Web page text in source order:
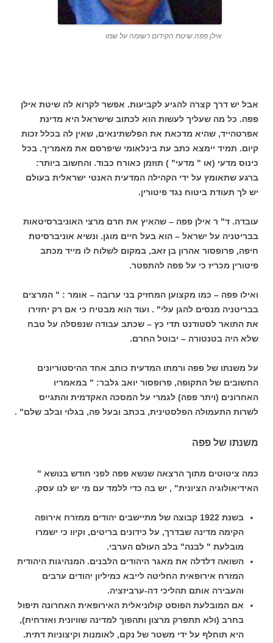
אילן פפה.שיטת הקידום רשומה על שמו
אבל יש דרך קצרה להגיע לקביעות. אפשר לקרוא לה שיטת אילן
פפה. כל מה שעליך לעשות הוא לכתוב שישראל היא מדינת
אפרטהייד, שהיא מדכאת את הפלשתינאים, שאין לה בכלל זכות
קיום. תמיד יימצא כתב עת בינלאומי שיפרסם את מאמריך. בכל
כינוס מדעי (או " מדעי" ) תוזמן כאורח כבוד. והחשוב ביותר:
ברגע שתאומץ על ידי הקהילה המדעית האנטי ישראלית בעולם
יש לך תעודת ביטוח נגד פיטורין.
עובדה. ד" ר אילן פפה – שהאיץ את חרם מרצי האוניברסיטאות
בבריטניה על ישראל – הוא בעל חיים מוגן. ונשיא אוניברסיטת
חיפה, פרופסור אהרון בן זאב, במקום לשלוח לו מייד מכתב
פיטורין מכריז כי על פפה להתפטר.
ואילו פפה – כמו מקצוען המחזיק בני ערובה – אומר : " המרצים
בבריטניה מנסים להגן עלי" . ועוד הוא מבטיח כי אם רק יחזירו
את התואר לסטודנט תדי כץ – שכתב עבודה שנפסלה על טבח
שלא היה בטנטורה – יבוטל החרם.
על משנתו של פפה ורמתו המדעית כותב אחד ההיסטוריונים
החשובים של התקופה, פרופסור יואב גלבר: " במאמריו
האחרונים (ויתר פפה) לגמרי על המסכה האקדמית והתגייס
לשרות התעמולה הפלסטינית, בכתב ובעל פה, בגלוי ובלב שלם" .
משנתו של פפה
כמה ציטוטים מתוך הרצאה שנשא פפה לפני חודש בנושא "
האידיאולוגיה הציונית" , יש בה כדי ללמד עם מי יש לנו עסק.
בשנת 1922 קבוצה של מתיישבים יהודים ממזרח אירופה
הקימה מדינה שבדרך, על כידונים בריטים, וקיוו כי ישמרו
מובלעת " לבנה" בלב העולם הערבי.
השואה דלדלה את מאגר היהודים הלבנים. המנהיגות היהודית
המזרח אירופאית החליטה לייבא כמיליון יהודים ערבים
והעבירה אותם תהליכי דה-ערביזציה.
אם המובלעת הפוסט קולוניאלית האירופאית האחרונה תיפול
בחרב (ולא תתפרק מרצון ותהפוך למדינה שוויונית ואזרחית),
היא תוחלף על ידי משטר של נקם, לאומנות וקיצוניות דתית.